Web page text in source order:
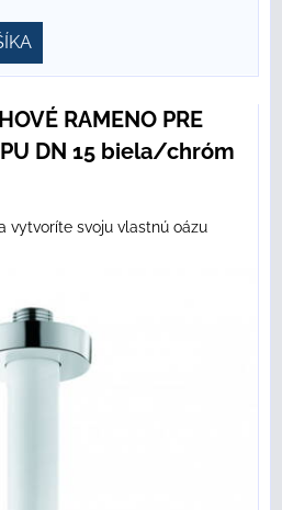
RAMENO PRE
DN 15 biela/chróm
vytvoríte svoju vlastnú oázu